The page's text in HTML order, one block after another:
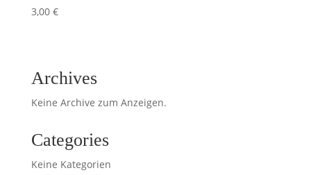
3,00 €
Archives
Keine Archive zum Anzeigen.
Categories
Keine Kategorien